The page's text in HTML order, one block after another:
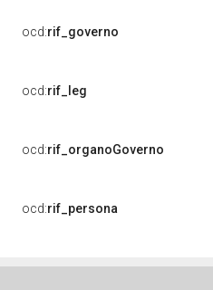
ocd:rif_governo
ocd:rif_leg
ocd:rif_organoGoverno
ocd:rif_persona